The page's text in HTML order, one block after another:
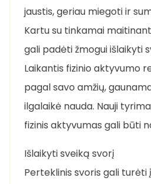
jaustis, geriau miegoti ir
Kartu su tinkamai
gali padėti žmogui išlaikyti
Laikantis fizinio aktyvumo
pagal savo amžių,
ilgalaikė nauda. Nauji
fizinis aktyvumas gali būti
Išlaikyti sveiką svorį
Perteklinis svoris gali turėti